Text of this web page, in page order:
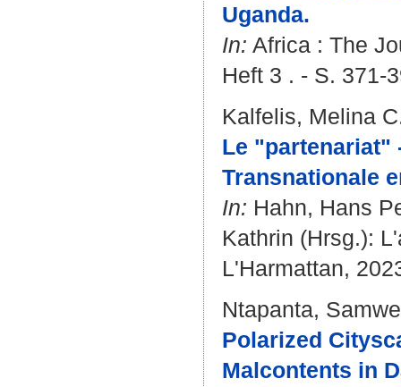
Uganda.
In: Africa : The
Heft 3 . - S. 371-
Kalfelis, Melina
Le "partenariat"
Transnationale
In: Hahn, Hans
Kathrin (Hrsg.):
L'Harmattan,
Ntapanta,
Polarized
Malcontents in